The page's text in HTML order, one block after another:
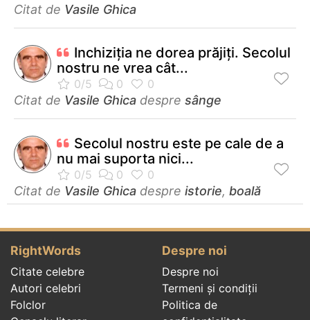
Citat de Vasile Ghica
Inchiziţia ne dorea prăjiţi. Secolul
nostru ne vrea cât...
Citat de Vasile Ghica despre sânge
Secolul nostru este pe cale de a
nu mai suporta nici...
Citat de Vasile Ghica despre istorie, boală
RightWords
Citate celebre
Autori celebri
Folclor
Despre noi
Despre noi
Termeni și condiții
Politica de